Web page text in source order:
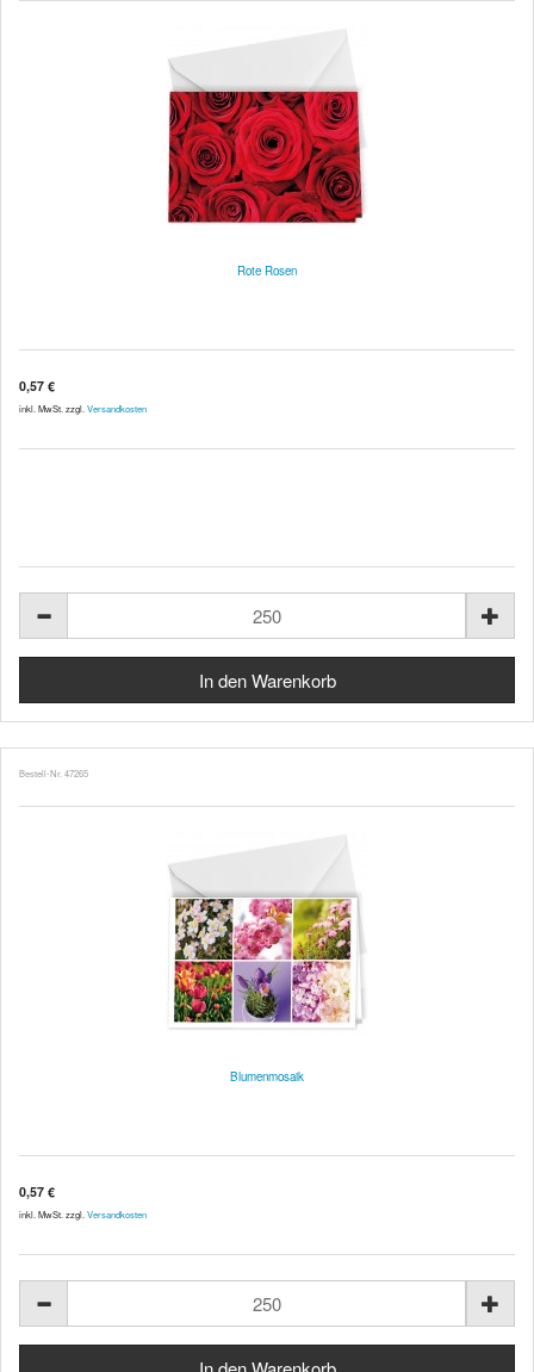
Rote Rosen
0,57 €
inkl. MwSt. zzgl. Versandkosten
Bestell-Nr. 47265
Blumenmosaik
0,57 €
inkl. MwSt. zzgl. Versandkosten